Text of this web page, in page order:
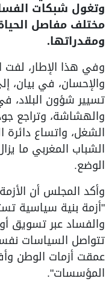
وتغول شبكات
مختلف مفاصل
ومقدراتها.
وفي هذا الإطار،
والإحسان، في
تسيير شؤون البلاد،
والهشاشة، وتراجع
الشغل، واتساع دائرة
الشباب المغربي ما
الوضع.
وأكد المجلس أن
"أزمة بنية سياسية
والفساد عبر تسويق
تتواصل السياسات
عمقت أزمات الوطن
المؤسسات".